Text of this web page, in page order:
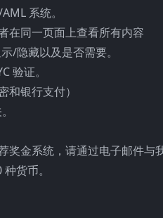
系统。
在同一页面上查看所有内容
/隐藏以及是否需要。
验证。
和银行支付）
奖金系统，请通过电子邮件与
货币。